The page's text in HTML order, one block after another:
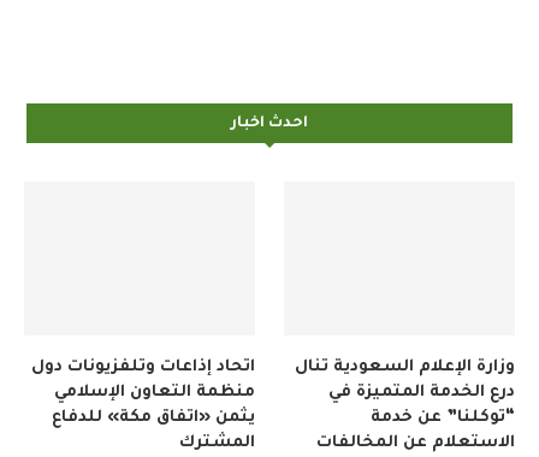
احدث اخبار
اتحاد إذاعات وتلفزيونات دول
منظمة التعاون الإسلامي
يثمن «اتفاق مكة» للدفاع
المشترك
وزارة الإعلام السعودية تنال
درع الخدمة المتميزة في
“توكلنا” عن خدمة
الاستعلام عن المخالفات